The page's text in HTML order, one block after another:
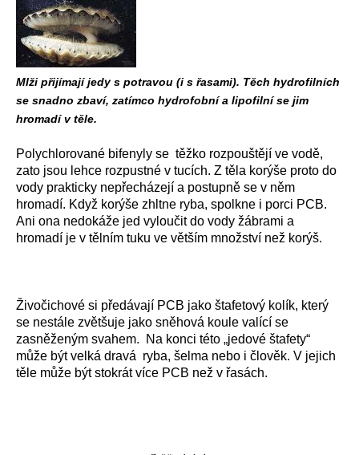
Mlži přijímají jedy s potravou (i s řasami). Těch hydrofilních
se snadno zbaví, zatímco hydrofobní a lipofilní se jim
hromadí v těle.
Polychlorované bifenyly se těžko rozpouštějí ve vodě,
zato jsou lehce rozpustné v tucích. Z těla korýše proto do
vody prakticky nepřecházejí a postupně se v něm
hromadí. Když korýše zhltne ryba, spolkne i porci PCB.
Ani ona nedokáže jed vyloučit do vody žábrami a
hromadí je v tělním tuku ve větším množství než korýš.
Živočichové si předávají PCB jako štafetový kolík, který
se nestále zvětšuje jako sněhová koule valící se
zasněženým svahem. Na konci této „jedové štafety“
může být velká dravá ryba, šelma nebo i člověk. V jejich
těle může být stokrát více PCB než v řasách.